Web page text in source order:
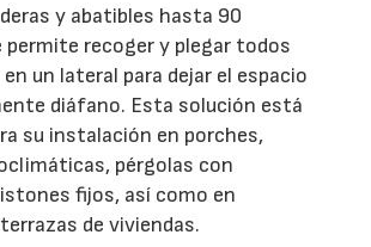
y abatibles hasta 90
permite recoger y plegar todos
un lateral para dejar el espacio
diáfano. Esta solución está
su instalación en porches,
pérgolas con
fijos, así como en
de viviendas.